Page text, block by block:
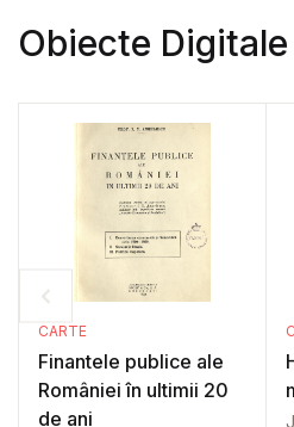
Obiecte
CARTE
Finantele publice ale
României în ultimii 20
de ani